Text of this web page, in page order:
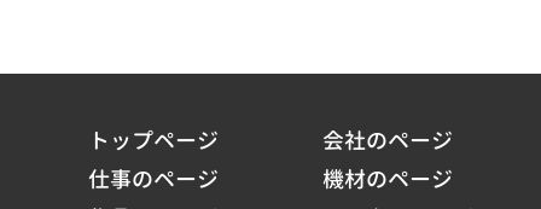
トップページ
会社のページ
仕事のページ
機材のページ